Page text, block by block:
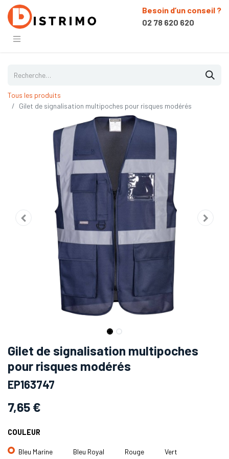
Besoin d’un conseil ?
02 78 620 620
Tous les produits
Gilet de signalisation multipoches pour risques modérés
Gilet de signalisation multipoches
pour risques modérés
EP163747
7,65 €
COULEUR
Bleu Marine Bleu Royal Rouge Vert